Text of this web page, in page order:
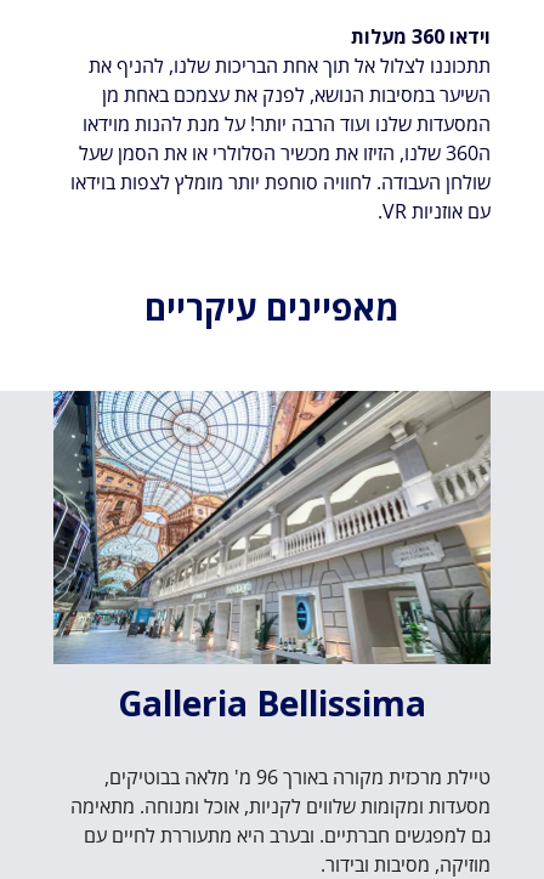
וידאו 360 מעלות
תתכוננו לצלול אל תוך אחת הבריכות שלנו, להניף את
השיער במסיבות הנושא, לפנק את עצמכם באחת מן
המסעדות שלנו ועוד הרבה יותר! על מנת להנות מוידאו
ה360 שלנו, הזיזו את מכשיר הסלולרי או את הסמן שעל
שולחן העבודה. לחוויה סוחפת יותר מומלץ לצפות בוידאו
עם אוזניות VR.
מאפיינים עיקריים
Galleria Bellissima
טיילת מרכזית מקורה באורך 96 מ' מלאה בבוטיקים,
מסעדות ומקומות שלווים לקניות, אוכל ומנוחה. מתאימה
גם למפגשים חברתיים. ובערב היא מתעוררת לחיים עם
מוזיקה, מסיבות ובידור.